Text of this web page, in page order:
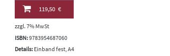
119,50 €
zzgl. 7% MwSt
ISBN:9783954687060
Details: Einband fest, A4